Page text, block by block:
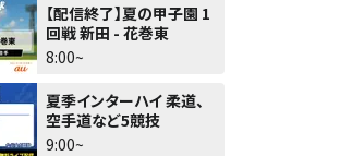
【配信終了】夏の甲子園 1
回戦 新田 - 花巻東
8:00~
夏季インターハイ 柔道、
空手道など5競技
9:00~